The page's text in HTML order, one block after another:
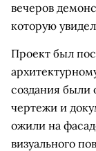
вечеров
которую
Проект был
создания были
чертежи и
ожили на
визуального